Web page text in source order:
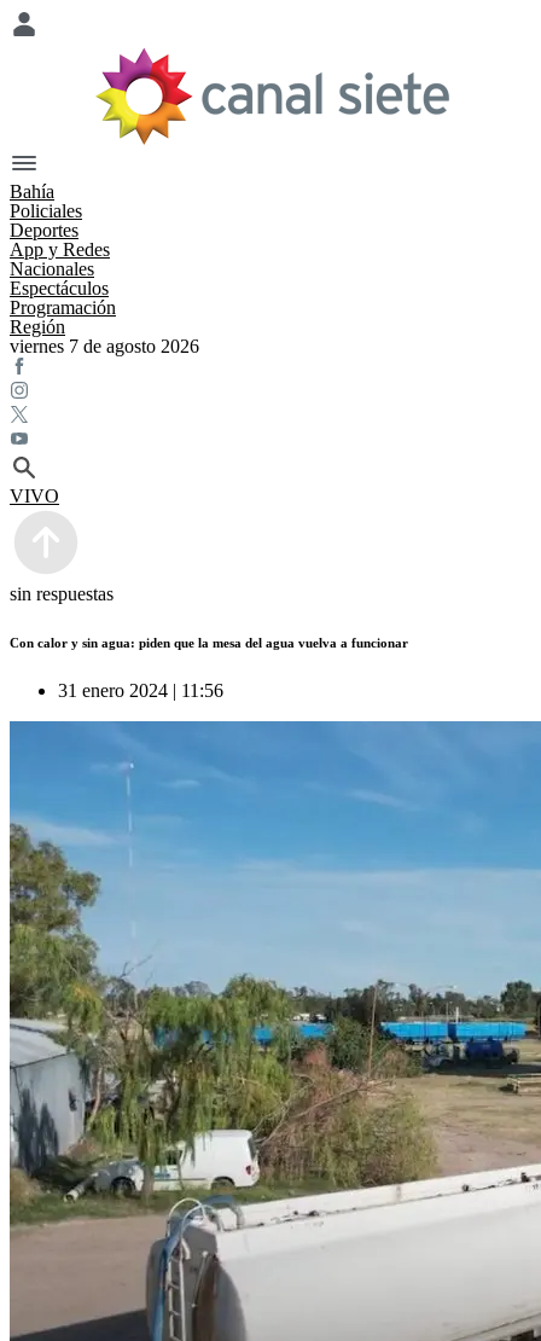
Bahía
Policiales
Deportes
App y Redes
Nacionales
Espectáculos
Programación
Región
viernes 7 de agosto 2026
VIVO
sin respuestas
Con calor y sin agua: piden que la mesa del agua vuelva a funcionar
31 enero 2024 | 11:56